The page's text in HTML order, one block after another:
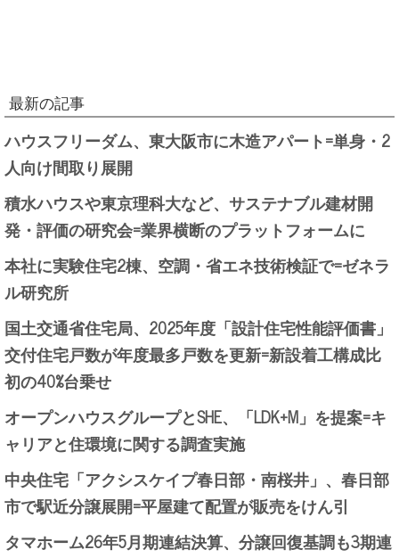
最新の記事
ハウスフリーダム、東大阪市に木造アパート=単身・2
人向け間取り展開
積水ハウスや東京理科大など、サステナブル建材開
発・評価の研究会=業界横断のプラットフォームに
本社に実験住宅2棟、空調・省エネ技術検証で=ゼネラ
ル研究所
国土交通省住宅局、2025年度「設計住宅性能評価書」
交付住宅戸数が年度最多戸数を更新=新設着工構成比
初の40%台乗せ
オープンハウスグループとSHE、「LDK+M」を提案=キ
ャリアと住環境に関する調査実施
中央住宅「アクシスケイプ春日部・南桜井」、春日部
市で駅近分譲展開=平屋建て配置が販売をけん引
タマホーム26年5月期連結決算、分譲回復基調も3期連